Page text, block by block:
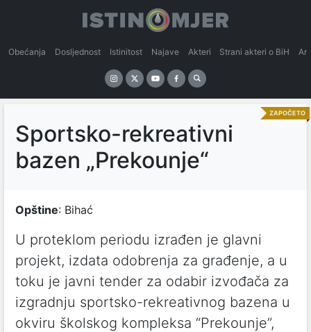
Obećanja Dosljednost Istinitost Najave Akteri Strani akteri o BiH
ZAPOČETO
Sportsko-rekreativni
bazen „Prekounje“
Opštine: Bihać
U proteklom periodu izrađen je glavni
projekt, izdata odobrenja za građenje, a u
toku je javni tender za odabir izvođača za
izgradnju sportsko-rekreativnog bazena u
okviru školskog kompleksa “Prekounje”,